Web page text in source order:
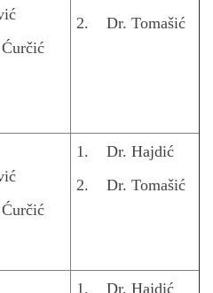
2. Dr. Tomašić
1. Dr. Hajdić
2. Dr. Tomašić
1. Dr. Hajdić